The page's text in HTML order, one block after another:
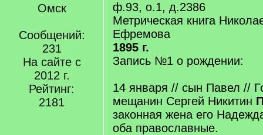
Омск
Сообщений:
231
На сайте с
2012 г.
Рейтинг:
2181
ф.93, о.1, д.2386
Метрическая книга
Ефремова
1895 г.
Запись №1 о рождении:
14 января // сын Павел //
мещанин Сергей Никитин
законная жена его
оба православные.